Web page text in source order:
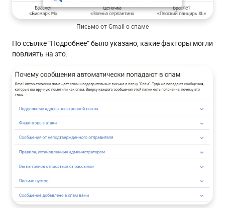
Письмо от Gmail о спаме
По ссылке “Подробнее” было указано, какие факторы могли
повлиять на это.